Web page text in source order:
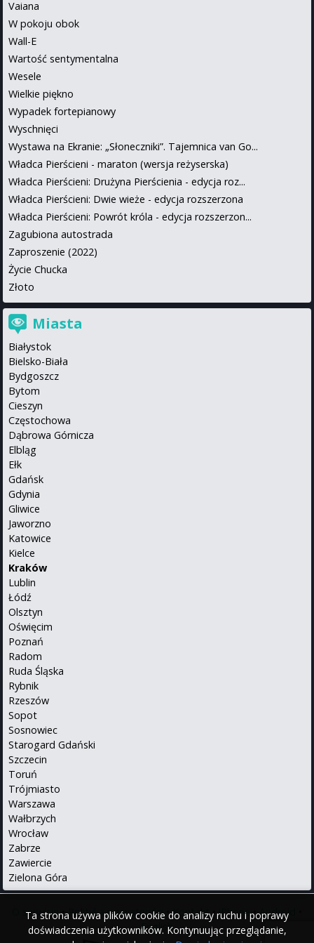
Ta strona używa plików cookie do analizy ruchu i poprawy
doświadczenia użytkowników. Kontynuując przeglądanie,
Vaiana
W pokoju obok
Wall-E
Wartość sentymentalna
Wesele
Wielkie piękno
Wypadek fortepianowy
Wyschnięci
Wystawa na Ekranie: „Słoneczniki”. Tajemnica van Go...
Władca Pierścieni - maraton (wersja reżyserska)
Władca Pierścieni: Drużyna Pierścienia - edycja roz...
Władca Pierścieni: Dwie wieże - edycja rozszerzona
Władca Pierścieni: Powrót króla - edycja rozszerzon...
Zagubiona autostrada
Zaproszenie (2022)
Życie Chucka
Złoto
Miasta
Białystok
Bielsko-Biała
Bydgoszcz
Bytom
Cieszyn
Częstochowa
Dąbrowa Górnicza
Elbląg
Ełk
Gdańsk
Gdynia
Gliwice
Jaworzno
Katowice
Kielce
Kraków
Lublin
Łódź
Olsztyn
Oświęcim
Poznań
Radom
Ruda Śląska
Rybnik
Rzeszów
Sopot
Sosnowiec
Starogard Gdański
Szczecin
Toruń
Trójmiasto
Warszawa
Wałbrzych
Wrocław
Zabrze
Zawiercie
Zielona Góra
O serwisie•Polityka prywatności•Kontakt•iPhone•Android
English